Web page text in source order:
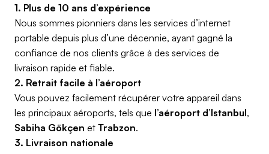
1. Plus de 10 ans d’expérience
Nous sommes pionniers dans les services d’internet
portable depuis plus d’une décennie, ayant gagné la
confiance de nos clients grâce à des services de
livraison rapide et fiable.
2. Retrait facile à l’aéroport
Vous pouvez facilement récupérer votre appareil dans
les principaux aéroports, tels que l’aéroport d’Istanbul,
Sabiha Gökçen et Trabzon.
3. Livraison nationale